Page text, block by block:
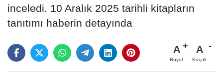
inceledi. 10 Aralık 2025 tarihli kitapların
tanıtımı haberin detayında
A
Büyüt
A
Küçült